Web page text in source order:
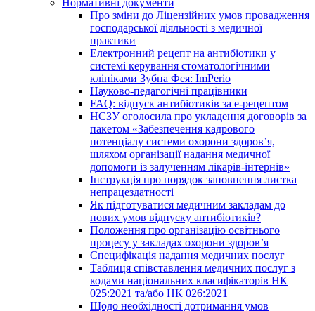
Нормативні документи
Про зміни до Ліцензійних умов провадження
господарської діяльності з медичної
практики
Електронний рецепт на антибіотики у
системі керування стоматологічними
клініками Зубна Фея: ImPerio
Науково-педагогічні працівники
FAQ: відпуск антибіотиків за е-рецептом
НСЗУ оголосила про укладення договорів за
пакетом «Забезпечення кадрового
потенціалу системи охорони здоров’я,
шляхом організації надання медичної
допомоги із залученням лікарів-інтернів»
Інструкція про порядок заповнення листка
непрацездатності
Як підготуватися медичним закладам до
нових умов відпуску антибіотиків?
Положення про організацію освітнього
процесу у закладах охорони здоров’я
Специфікація надання медичних послуг
Таблиця співставлення медичних послуг з
кодами національних класифікаторів НК
025:2021 та/або НК 026:2021
Щодо необхідності дотримання умов